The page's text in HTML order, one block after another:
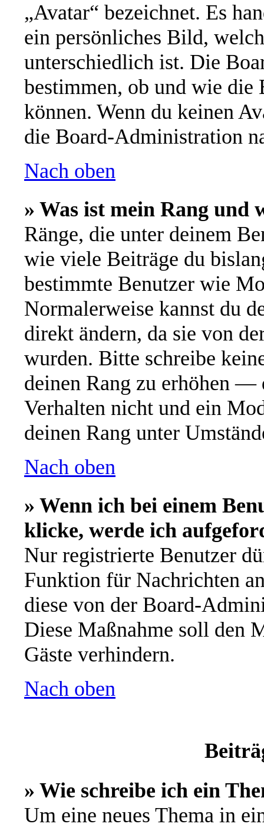
„Avatar“ bezeichnet. Es
ein persönliches Bild,
unterschiedlich ist. Die
bestimmen, ob und wie die
können. Wenn du keinen
die Board-Administration
Nach oben
» Was ist mein Rang und
Ränge, die unter deinem
wie viele Beiträge du
bestimmte Benutzer wie
Normalerweise kannst du
direkt ändern, da sie von
wurden. Bitte schreibe
deinen Rang zu erhöhen —
Verhalten nicht und ein
deinen Rang unter
Nach oben
» Wenn ich bei einem
klicke, werde ich
Nur registrierte Benutzer
Funktion für Nachrichten
diese von der Board-
Diese Maßnahme soll den
Gäste verhindern.
Nach oben
» Wie schreibe ich ein
Um eine neues Thema in